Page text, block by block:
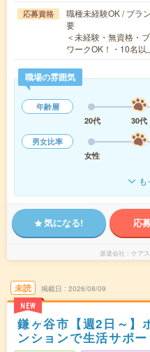
応募資格
職種未経験OK / ブラ
要
＜未経験・無資格・
ワークOK！・10名
職場の雰囲気
年齢層
20代
30代
男女比率
女性
気になる! 応
派遣会社 ケア
未読
NEW
掲載日 2026/08/09
鎌ヶ谷市【週2日～】
ンションで生活サポー